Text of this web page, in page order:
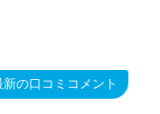
新の口コミコメント